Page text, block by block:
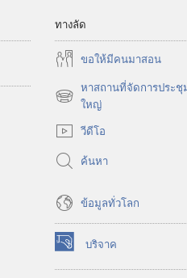
ทางลัด
ขอ​ให้​มี​คน​มา​สอน
หาสถานที่จัดการประชุ
ใหญ่
(เปิด
หน้าต่าง
ใหม่) วีดีโอ
ค้นหา
ข้อมูล​ทั่ว​โลก
บริจาค
(เปิด
หน้าต่าง